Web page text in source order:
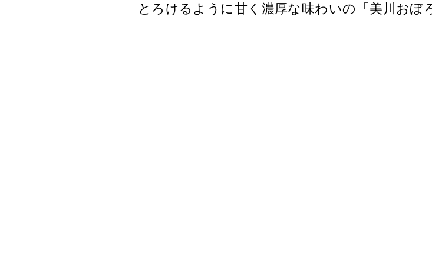
とろけるように甘く濃厚な味わいの「美川おぼ